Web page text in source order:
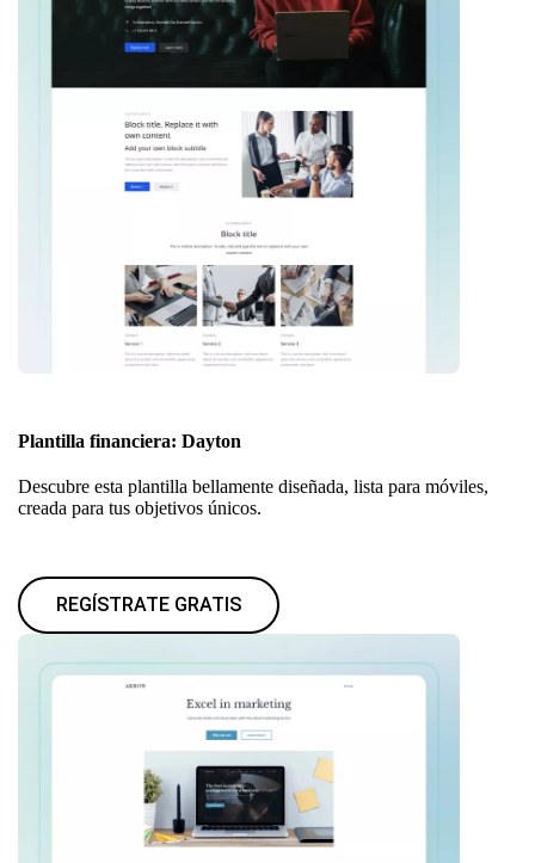
Plantilla financiera: Dayton
Descubre esta plantilla bellamente diseñada, lista para móviles,
creada para tus objetivos únicos.
REGÍSTRATE GRATIS